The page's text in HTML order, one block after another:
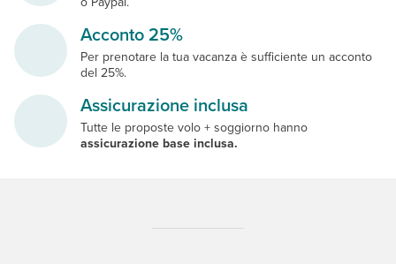
Acconto 25%
Per prenotare la tua vacanza è sufficiente un acconto
del 25%.
Assicurazione inclusa
Tutte le proposte volo + soggiorno hanno
assicurazione base inclusa.